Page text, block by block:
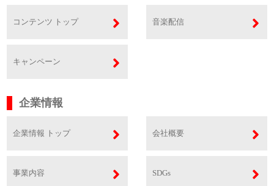
コンテンツ トップ 音楽配信
キャンペーン
企業情報
企業情報 トップ 会社概要
事業内容 SDGs